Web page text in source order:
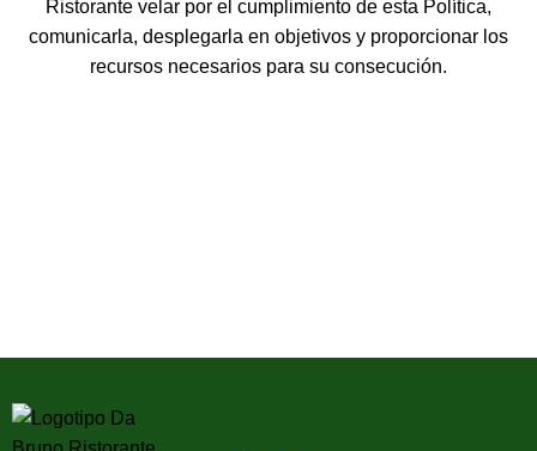
Ristorante velar por el cumplimiento de esta Política,
comunicarla, desplegarla en objetivos y proporcionar los
recursos necesarios para su consecución.